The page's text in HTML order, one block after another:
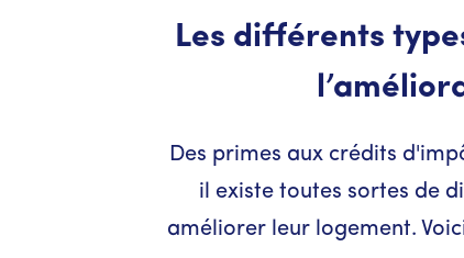
Les différents
Des primes aux crédits
il existe toutes sortes de
améliorer leur logement.